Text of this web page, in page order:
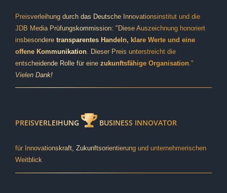
Preisverleihung durch das Deutsche Innovationsinstitut und die
JDB Media Prüfungskommission: "Diese Auszeichnung honoriert
insbesondere transparentes Handeln, klare Werte und eine
offene Kommunikation. Dieser Preis unterstreicht die
entscheidende Rolle für eine zukunftsfähige Organisation."
Vielen Dank!
PREISVERLEIHUNG BUSINESS INNOVATOR
für Innovationskraft, Zukunftsorientierung und unternehmerischen
Weitblick